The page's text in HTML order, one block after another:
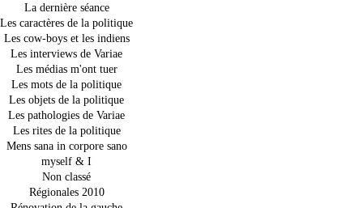
La dernière séance
Les caractères de la politique
Les cow-boys et les indiens
Les interviews de Variae
Les médias m'ont tuer
Les mots de la politique
Les objets de la politique
Les pathologies de Variae
Les rites de la politique
Mens sana in corpore sano
myself & I
Non classé
Régionales 2010